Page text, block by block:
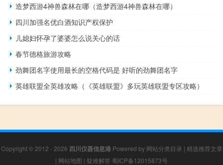
造梦西游4神兽森林在哪（造梦西游4神兽森林在哪）
四川加强名优白酒知识产权保护
儿媳妇怀孕了婆婆怎么说关心的话
春节德格旅游攻略
劲舞团名字使用最长的空格代码是 好听的劲舞团名字
英雄联盟全英雄攻略（《英雄联盟》多玩英雄联盟专区攻略）
Copyright © 2012 - 2026 四川仪器信息港Powered by 网站分类目录 | 精选推荐文章
| 网站地图 | 疑难解答 蜀ICP备12015873号